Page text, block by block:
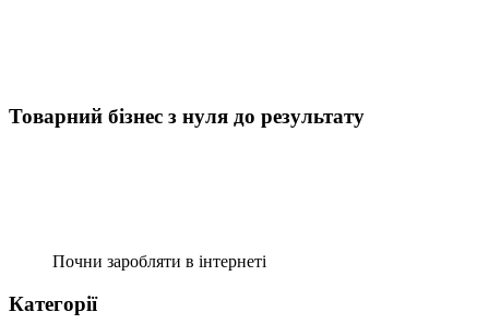
Товарний бізнес з нуля до результату
Почни заробляти в інтернеті
Категорії